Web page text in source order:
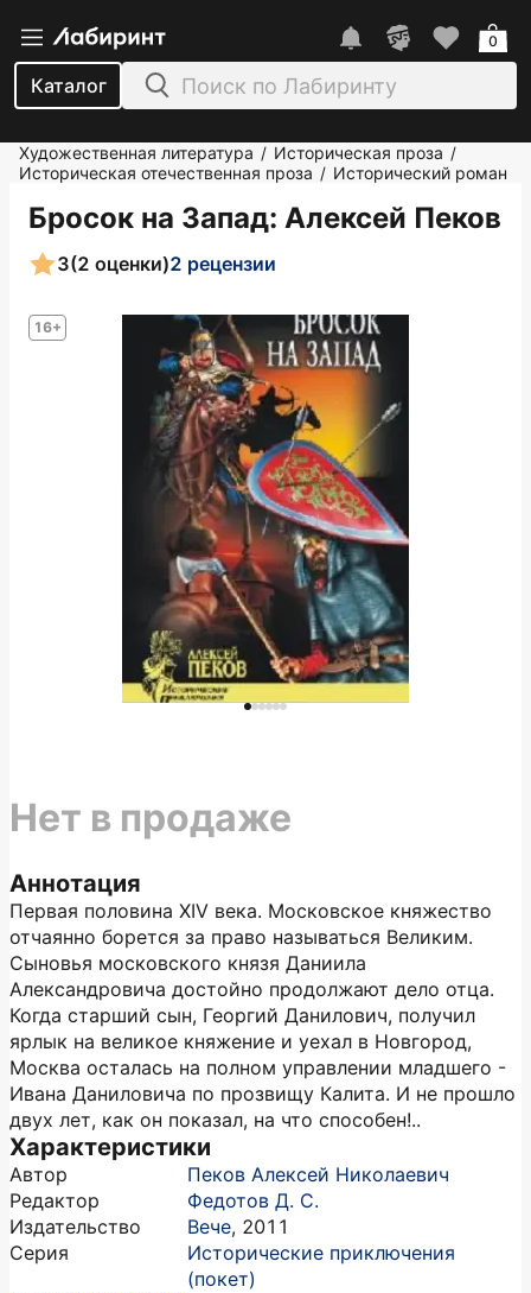
Каталог
0
Художественная литература / Историческая проза /
Историческая отечественная проза / Исторический роман
Бросок на Запад: Алексей Пеков
16+
3(2 оценки)2 рецензии
Аннотация
Первая половина XIV века. Московское княжество
отчаянно борется за право называться Великим.
Сыновья московского князя Даниила
Александровича достойно продолжают дело отца.
Когда старший сын, Георгий Данилович, получил
ярлык на великое княжение и уехал в Новгород,
Москва осталась на полном управлении младшего -
Ивана Даниловича по прозвищу Калита. И не прошло
двух лет, как он показал, на что способен!..
Характеристики
Автор
Пеков Алексей Николаевич
Редактор
Федотов Д. С.
Издательство
Вече, 2011
Серия
Исторические приключения
(покет)
Нет в продаже